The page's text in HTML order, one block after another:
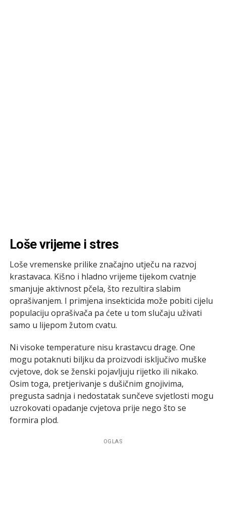
Loše vrijeme i stres
Loše vremenske prilike značajno utječu na razvoj
krastavaca. Kišno i hladno vrijeme tijekom cvatnje
smanjuje aktivnost pčela, što rezultira slabim
oprašivanjem. I primjena insekticida može pobiti cijelu
populaciju oprašivača pa ćete u tom slučaju uživati
samo u lijepom žutom cvatu.
Ni visoke temperature nisu krastavcu drage. One
mogu potaknuti biljku da proizvodi isključivo muške
cvjetove, dok se ženski pojavljuju rijetko ili nikako.
Osim toga, pretjerivanje s dušičnim gnojivima,
pregusta sadnja i nedostatak sunčeve svjetlosti mogu
uzrokovati opadanje cvjetova prije nego što se
formira plod.
OGLAS